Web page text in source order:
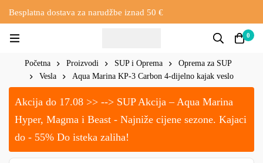
Besplatna dostava za narudžbe iznad 50 €
0
Početna Proizvodi SUP i Oprema
Oprema za SUP
Vesla
Aqua Marina KP-3 Carbon 4-dijelno kajak veslo
Akcija do 17.08 >> --> SUP Akcija – Aqua Marina
Hyper, Magma i Beast - Najniže cijene sezone. Kajaci
do - 55% Do isteka zaliha!